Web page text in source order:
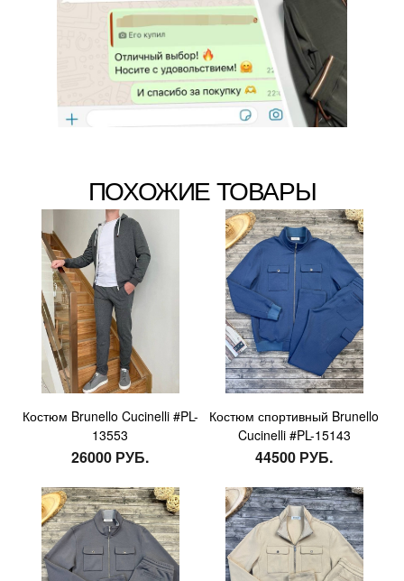
ПОХОЖИЕ ТОВАРЫ
Костюм Brunello Cucinelli #PL-
13553
26000 РУБ.
Костюм спортивный Brunello
Cucinelli #PL-15143
44500 РУБ.